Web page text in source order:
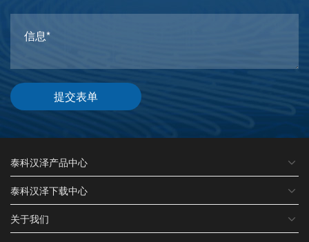
提交表单
泰科汉泽产品中心
泰科汉泽下载中心
关于我们